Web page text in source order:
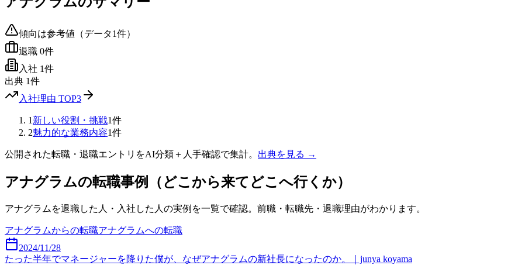
傾向は参考値（データ1件）
退職 0件
入社 1件
出典 1件
入社理由 TOP3
1 新しい役割・挑戦1件
2魅力的な業務内容1件
公開された転職・退職エントリをAI分類＋人手確認で集計。 出典を見る →
アナグラムの転職事例（どこから来てどこへ行くか）
アナグラム を退職した人・入社した人の実例を一覧で確認。前職・転職先・退職理由がわかります。
アナグラムからの転職アナグラムへの転職
2024/11/28
たった半年でマネージャーを降りた僕が、なぜアナグラムの新社長になったのか。｜junya koyama